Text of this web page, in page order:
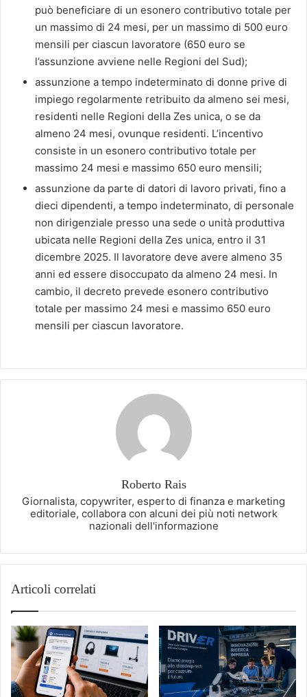
può beneficiare di un esonero contributivo totale per
un massimo di 24 mesi, per un massimo di 500 euro
mensili per ciascun lavoratore (650 euro se
l’assunzione avviene nelle Regioni del Sud);
assunzione a tempo indeterminato di donne prive di
impiego regolarmente retribuito da almeno sei mesi,
residenti nelle Regioni della Zes unica, o se da
almeno 24 mesi, ovunque residenti. L’incentivo
consiste in un esonero contributivo totale per
massimo 24 mesi e massimo 650 euro mensili;
assunzione da parte di datori di lavoro privati, fino a
dieci dipendenti, a tempo indeterminato, di personale
non dirigenziale presso una sede o unità produttiva
ubicata nelle Regioni della Zes unica, entro il 31
dicembre 2025. Il lavoratore deve avere almeno 35
anni ed essere disoccupato da almeno 24 mesi. In
cambio, il decreto prevede esonero contributivo
totale per massimo 24 mesi e massimo 650 euro
mensili per ciascun lavoratore.
Roberto Rais
Giornalista, copywriter, esperto di finanza e marketing
editoriale, collabora con alcuni dei più noti network
nazionali dell'informazione
Articoli correlati